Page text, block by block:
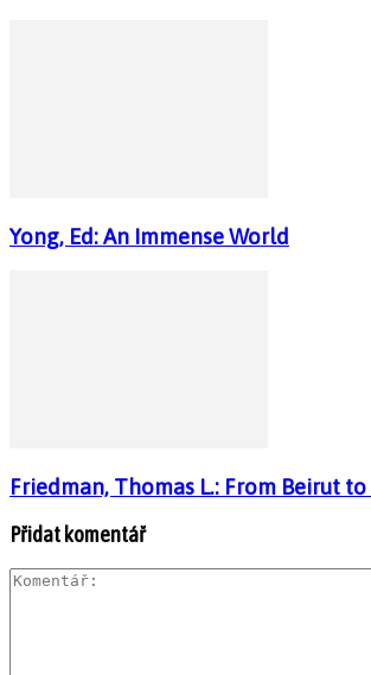
Yong, Ed: An Immense World
Friedman, Thomas L.: From Beirut
Přidat komentář